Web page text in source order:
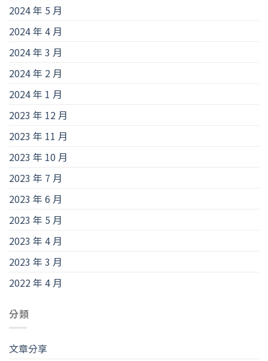
2024 年 5 月
2024 年 4 月
2024 年 3 月
2024 年 2 月
2024 年 1 月
2023 年 12 月
2023 年 11 月
2023 年 10 月
2023 年 7 月
2023 年 6 月
2023 年 5 月
2023 年 4 月
2023 年 3 月
2022 年 4 月
分類
文章分享